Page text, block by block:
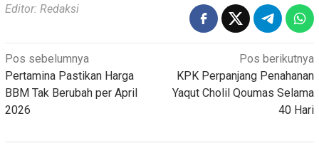
Editor: Redaksi
Navigasi
pos
Pos sebelumnya
Pertamina Pastikan Harga
BBM Tak Berubah per April
2026
Pos berikutnya
KPK Perpanjang Penahanan
Yaqut Cholil Qoumas Selama
40 Hari